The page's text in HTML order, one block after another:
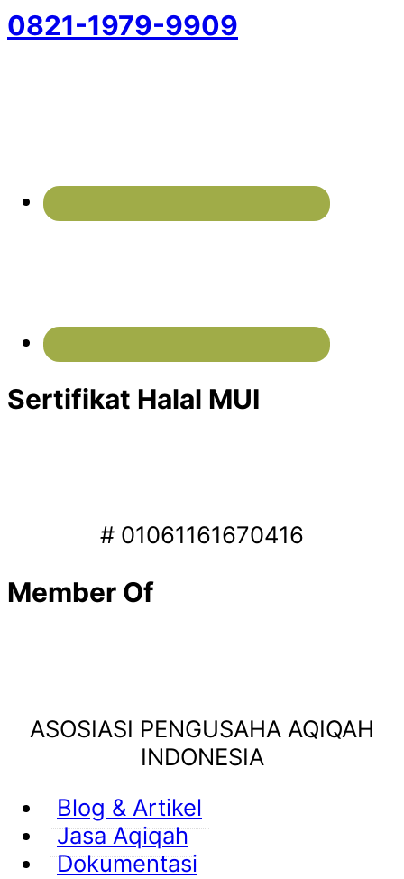
0821-1979-9909
Sertifikat Halal MUI
# 01061161670416
Member Of
ASOSIASI PENGUSAHA AQIQAH
INDONESIA
Blog & Artikel
Jasa Aqiqah
Dokumentasi